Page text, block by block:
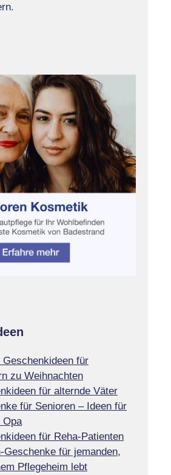
Geschenkideen für
zu Weihnachten
für alternde Väter
für Senioren – Ideen für
Opa
für Reha-Patienten
Geschenke für jemanden,
Pflegeheim lebt